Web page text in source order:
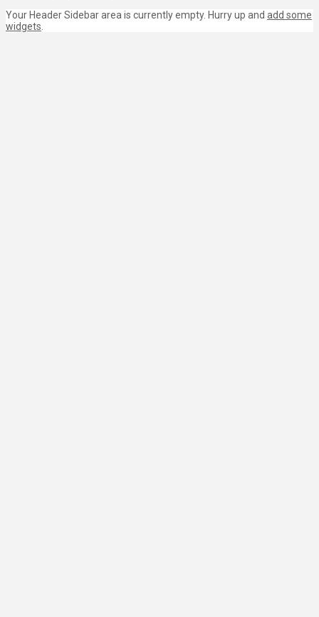
Your Header Sidebar area is currently empty. Hurry up and add some
widgets